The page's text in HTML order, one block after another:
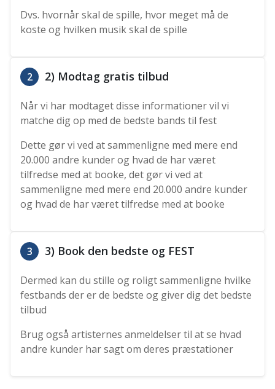
Dvs. hvornår skal de spille, hvor meget må de
koste og hvilken musik skal de spille
2 2) Modtag gratis tilbud
Når vi har modtaget disse informationer vil vi
matche dig op med de bedste bands til fest
Dette gør vi ved at sammenligne med mere end
20.000 andre kunder og hvad de har været
tilfredse med at booke, det gør vi ved at
sammenligne med mere end 20.000 andre kunder
og hvad de har været tilfredse med at booke
3 3) Book den bedste og FEST
Dermed kan du stille og roligt sammenligne hvilke
festbands der er de bedste og giver dig det bedste
tilbud
Brug også artisternes anmeldelser til at se hvad
andre kunder har sagt om deres præstationer